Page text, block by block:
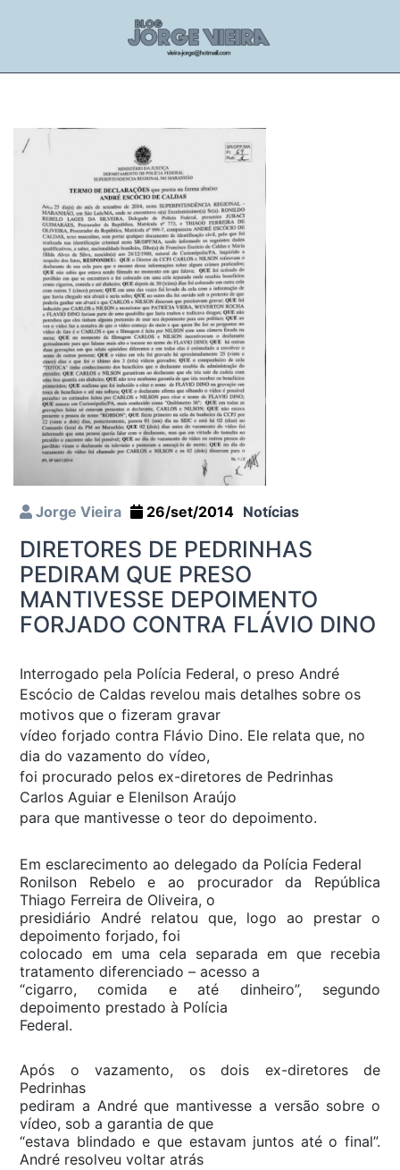
Jorge Vieira 26/set/2014 Notícias
DIRETORES DE PEDRINHAS
PEDIRAM QUE PRESO
MANTIVESSE DEPOIMENTO
FORJADO CONTRA FLÁVIO DINO
Interrogado pela Polícia Federal, o preso André
Escócio de Caldas revelou mais detalhes sobre os
motivos que o fizeram gravar
vídeo forjado contra Flávio Dino. Ele relata que, no
dia do vazamento do vídeo,
foi procurado pelos ex-diretores de Pedrinhas
Carlos Aguiar e Elenilson Araújo
para que mantivesse o teor do depoimento.
Em esclarecimento ao delegado da Polícia Federal
Ronilson Rebelo e ao procurador da República
Thiago Ferreira de Oliveira, o
presidiário André relatou que, logo ao prestar o
depoimento forjado, foi
colocado em uma cela separada em que recebia
tratamento diferenciado – acesso a
“cigarro, comida e até dinheiro”, segundo
depoimento prestado à Polícia
Federal.
Após o vazamento, os dois ex-diretores de
Pedrinhas
pediram a André que mantivesse a versão sobre o
vídeo, sob a garantia de que
“estava blindado e que estavam juntos até o final”.
André resolveu voltar atrás